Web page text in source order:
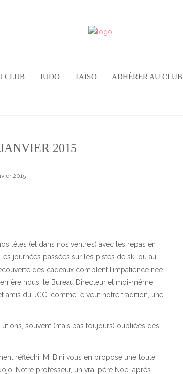
CLUB JUDO TAÏSO ADHÉRER AU CLUB
2015
2015
têtes (et dans nos ventres) avec les repas en
journées passées sur les pistes de ski ou au
des cadeaux comblent l’impatience née
nous, le Bureau Directeur et moi-même
amis du JCC, comme le veut notre tradition, une
souvent (mais pas toujours) oubliées dès
réfléchi, M. Bini vous en propose une toute
Notre professeur, un vrai père Noël après